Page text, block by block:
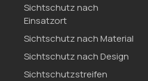
Sichtschutz nach
Einsatzort
Sichtschutz nach Material
Sichtschutz nach Design
Sichtschutzstreifen